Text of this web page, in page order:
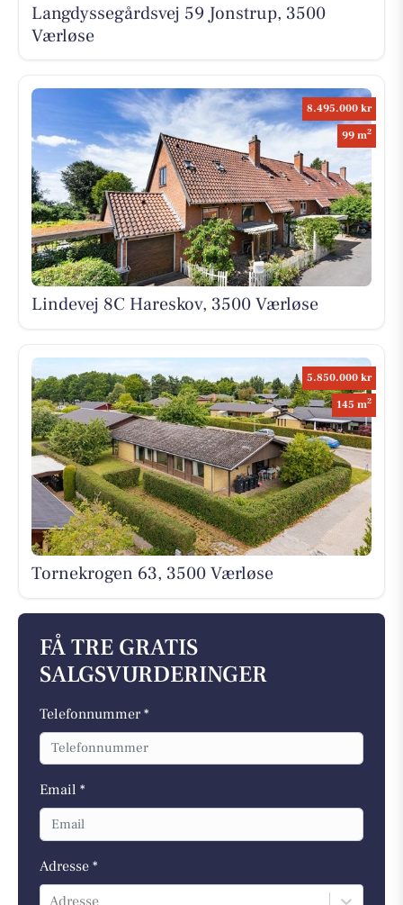
Langdyssegårdsvej 59 Jonstrup, 3500
Værløse
8.495.000 kr
99 m2
Lindevej 8C Hareskov, 3500 Værløse
5.850.000 kr
145 m2
Tornekrogen 63, 3500 Værløse
FÅ TRE GRATIS
SALGSVURDERINGER
Telefonnummer *
Email *
Adresse *
Adresse